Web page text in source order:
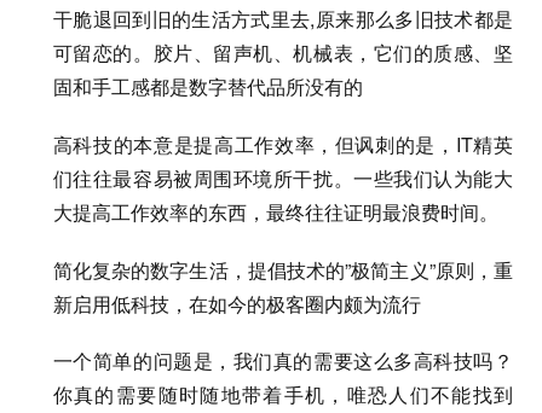
干脆退回到旧的生活方式里去,原来那么多旧技术都是
可留恋的。胶片、留声机、机械表，它们的质感、坚
固和手工感都是数字替代品所没有的
高科技的本意是提高工作效率，但讽刺的是，IT精英
们往往最容易被周围环境所干扰。一些我们认为能大
大提高工作效率的东西，最终往往证明最浪费时间。
简化复杂的数字生活，提倡技术的”极简主义”原则，重
新启用低科技，在如今的极客圈内颇为流行
一个简单的问题是，我们真的需要这么多高科技吗？
你真的需要随时随地带着手机，唯恐人们不能找到